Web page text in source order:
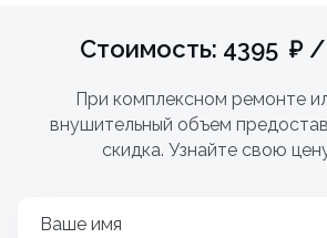
Стоимость: 4395 ₽ /
При комплексном ремонте
внушительный объем
скидка. Узнайте свою
Ваше имя